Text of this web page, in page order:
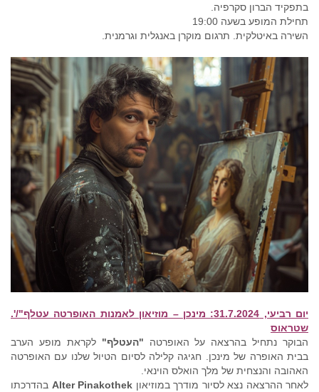
בתפקיד הברון סקרפיה.
תחילת המופע בשעה 19:00
השירה באיטלקית. תרגום מוקרן באנגלית וגרמנית.
יום רביעי, 31.7.2024: מינכן – מוזיאון לאמנות האופרטה עטלף"/'.
שטראוס
הבוקר נתחיל בהרצאה על האופרטה "העטלף" לקראת מופע הערב
בבית האופרה של מינכן. חגיגה קלילה לסיום הטיול שלנו עם האופרטה
האהובה והנצחית של מלך הואלס הוינאי.
לאחר ההרצאה נצא לסיור מודרך במוזיאון Alter Pinakothek בהדרכתו